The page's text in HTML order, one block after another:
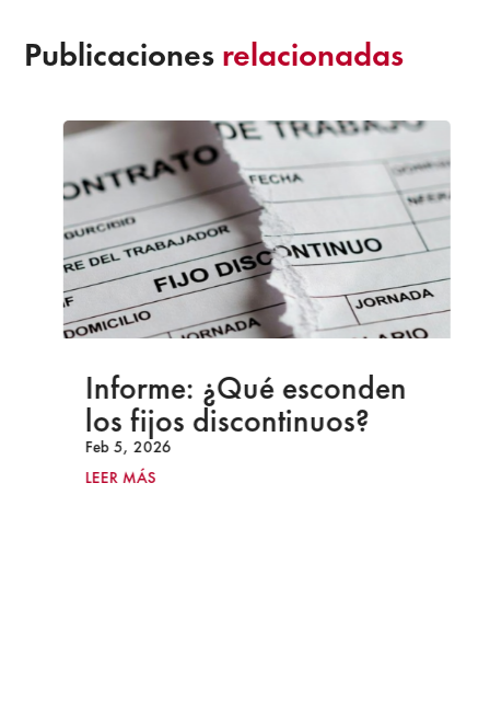
Publicaciones relacionadas
Informe: ¿Qué esconden
los fijos discontinuos?
Feb 5, 2026
LEER MÁS